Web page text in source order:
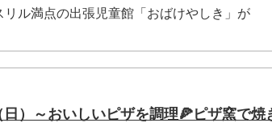
ル満点の出張児童館「おばけやしき」が
）～おいしいピザを調理🍕ピザ窯で焼